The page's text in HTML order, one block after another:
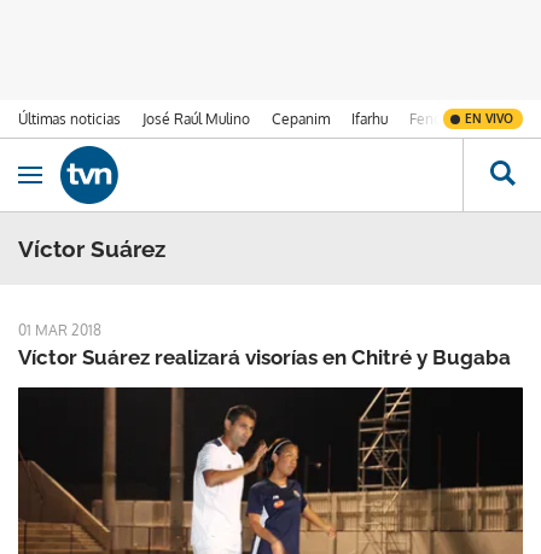
Últimas noticias José Raúl Mulino Cepanim Ifarhu Fenómeno de El
EN VIVO
Ir al contenido
Obrir navegació
Víctor Suárez
01 MAR 2018
Víctor Suárez realizará visorías en Chitré y Bugaba